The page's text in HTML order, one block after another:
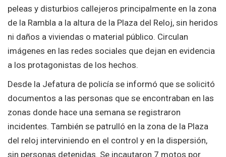
peleas y disturbios callejeros principalmente en la zona
de la Rambla a la altura de la Plaza del Reloj, sin heridos
ni daños a viviendas o material público. Circulan
imágenes en las redes sociales que dejan en evidencia
a los protagonistas de los hechos.
Desde la Jefatura de policía se informó que se solicitó
documentos a las personas que se encontraban en las
zonas donde hace una semana se registraron
incidentes. También se patrulló en la zona de la Plaza
del reloj interviniendo en el control y en la dispersión,
sin personas detenidas. Se incautaron 7 motos por